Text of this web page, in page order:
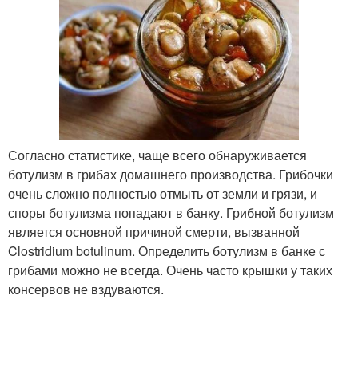
Согласно статистике, чаще всего обнаруживается
ботулизм в грибах домашнего производства. Грибочки
очень сложно полностью отмыть от земли и грязи, и
споры ботулизма попадают в банку. Грибной ботулизм
является основной причиной смерти, вызванной
Clostridium botulinum. Определить ботулизм в банке с
грибами можно не всегда. Очень часто крышки у таких
консервов не вздуваются.